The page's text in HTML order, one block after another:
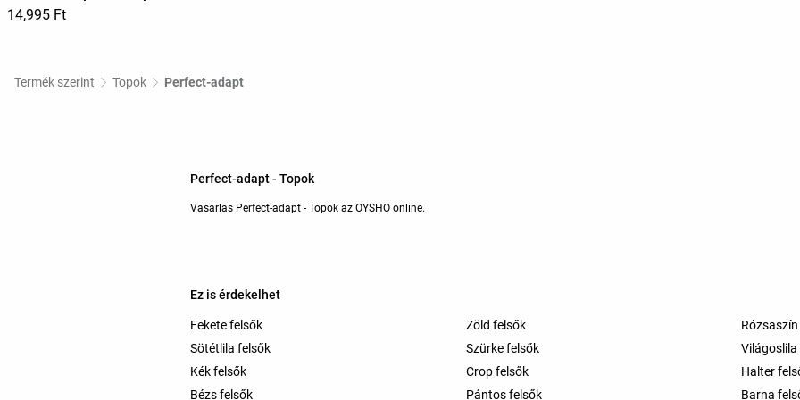
14,995 Ft
Termék szerint Topok Perfect-adapt
Perfect-adapt - Topok
Vasarlas Perfect-adapt - Topok az OYSHO online.
Ez is érdekelhet
Fekete felsők Zöld felsők
Sötétlila felsők
Szürke felsők
Kék felsők
Crop felsők
Halter
Bézs felsők
Pántos felsők Barna